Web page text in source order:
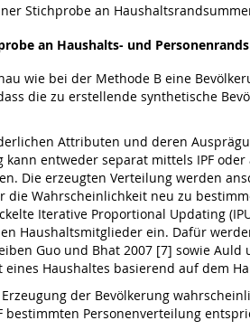
Stichprobe an
an Haushalts- und
wie bei der Methode B eine
die zu erstellende synthetische
Attributen und deren
kann entweder separat mittels IPF
Die erzeugten Verteilung werden
die Wahrscheinlichkeit neu zu
Iterative Proportional Updating
Haushaltsmitglieder ein. Dafür
Guo und Bhat 2007 [7] sowie
Haushaltes basierend auf dem
der Bevölkerung
bestimmten Personenverteilung